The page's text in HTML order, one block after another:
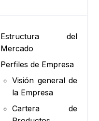
Estructura del
Mercado
Perfiles de Empresa
Visión general de
la Empresa
Cartera de